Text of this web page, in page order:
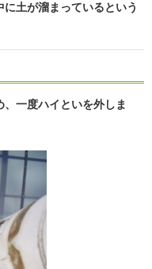
土が溜まっているという
一度ハイといを外しま